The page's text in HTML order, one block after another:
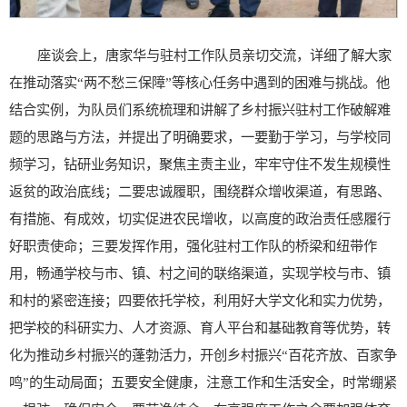
座谈会上，唐家华与驻村工作队员亲切交流，详细了解大家
在推动落实“两不愁三保障”等核心任务中遇到的困难与挑战。他
结合实例，为队员们系统梳理和讲解了乡村振兴驻村工作破解难
题的思路与方法，并提出了明确要求，一要勤于学习，与学校同
频学习，钻研业务知识，聚焦主责主业，牢牢守住不发生规模性
返贫的政治底线；二要忠诚履职，围绕群众增收渠道，有思路、
有措施、有成效，切实促进农民增收，以高度的政治责任感履行
好职责使命；三要发挥作用，强化驻村工作队的桥梁和纽带作
用，畅通学校与市、镇、村之间的联络渠道，实现学校与市、镇
和村的紧密连接；四要依托学校，利用好大学文化和实力优势，
把学校的科研实力、人才资源、育人平台和基础教育等优势，转
化为推动乡村振兴的蓬勃活力，开创乡村振兴“百花齐放、百家争
鸣”的生动局面；五要安全健康，注意工作和生活安全，时常绷紧